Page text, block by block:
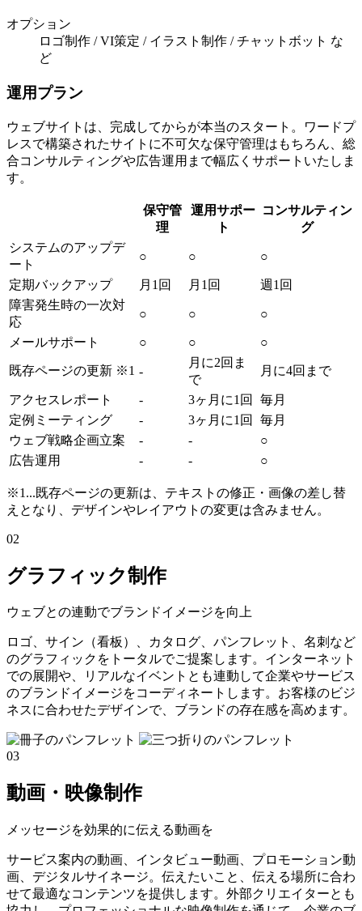
オプション
ロゴ制作 / VI策定 / イラスト制作 / チャットボット な
ど
運用プラン
ウェブサイトは、完成してからが本当のスタート。ワードプ
レスで構築されたサイトに不可欠な保守管理はもちろん、総
合コンサルティングや広告運用まで幅広くサポートいたしま
す。
保守管
理
運用サポー
ト
コンサルティン
グ
システムのアップデ
ート
○ ○ ○
定期バックアップ 月1回 月1回
週1回
障害発生時の一次対
応
○ ○ ○
メールサポート ○ ○ ○
既存ページの更新 ※1 -
月に2回ま
で
月に4回まで
アクセスレポート - 3ヶ月に1回
毎月
定例ミーティング
- 3ヶ月に1回
毎月
ウェブ戦略企画立案
- -
○
広告運用
- - ○
※1...既存ページの更新は、テキストの修正・画像の差し替
えとなり、デザインやレイアウトの変更は含みません。
02
グラフィック制作
ウェブとの連動でブランドイメージを向上
ロゴ、サイン（看板）、カタログ、パンフレット、名刺など
のグラフィックをトータルでご提案します。インターネット
での展開や、リアルなイベントとも連動して企業やサービス
のブランドイメージをコーディネートします。お客様のビジ
ネスに合わせたデザインで、ブランドの存在感を高めます。
03
動画・映像制作
メッセージを効果的に伝える動画を
サービス案内の動画、インタビュー動画、プロモーション動
画、デジタルサイネージ。伝えたいこと、伝える場所に合わ
せて最適なコンテンツを提供します。外部クリエイターとも